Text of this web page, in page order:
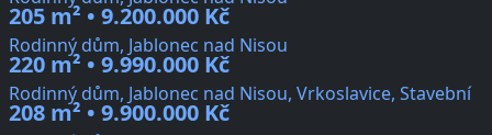
205 m² • 9.200.000 Kč
Rodinný dům, Jablonec nad Nisou
220 m² • 9.990.000 Kč
Rodinný dům, Jablonec nad Nisou, Vrkoslavice, Stavební
208 m² • 9.900.000 Kč